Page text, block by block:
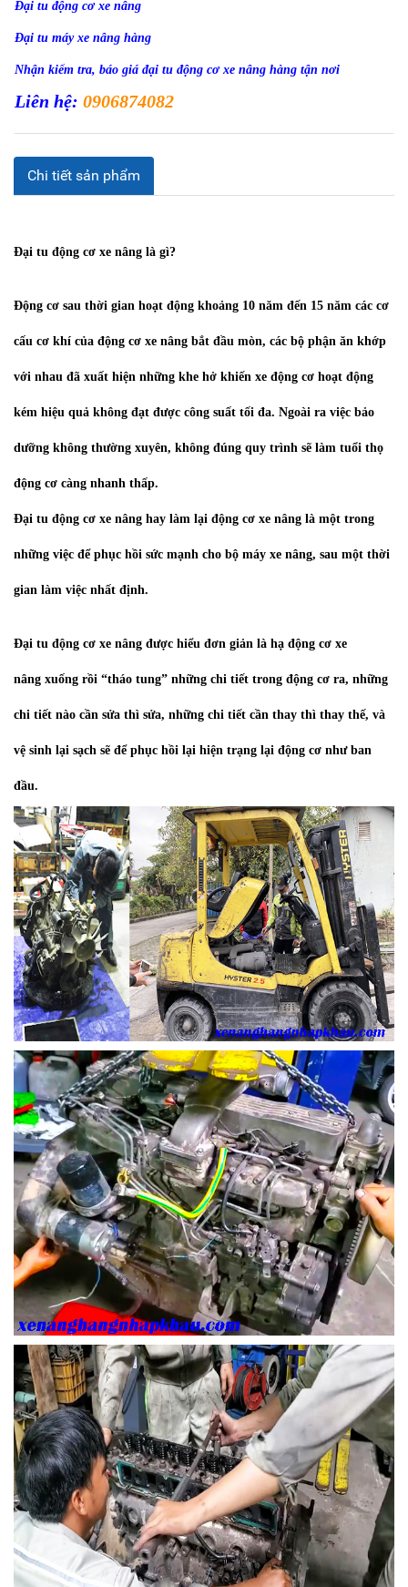
Đại tu động cơ xe nâng
Đại tu máy xe nâng hàng
Nhận kiểm tra, báo giá đại tu động cơ xe nâng hàng tận nơi
Liên hệ: 0906874082
Chi tiết sản phẩm
Đại tu động cơ xe nâng là gì?
Động cơ sau thời gian hoạt động khoảng 10 năm đến 15 năm các cơ
cấu cơ khí của động cơ xe nâng bắt đầu mòn, các bộ phận ăn khớp
với nhau đã xuất hiện những khe hở khiến xe động cơ hoạt động
kém hiệu quả không đạt được công suất tối đa. Ngoài ra việc bảo
dưỡng không thường xuyên, không đúng quy trình sẽ làm tuổi thọ
động cơ càng nhanh thấp.
Đại tu động cơ xe nâng hay làm lại động cơ xe nâng là một trong
những việc để phục hồi sức mạnh cho bộ máy xe nâng, sau một thời
gian làm việc nhất định.
Đại tu động cơ xe nâng được hiểu đơn giản là hạ động cơ xe
nâng xuống rồi “tháo tung” những chi tiết trong động cơ ra, những
chi tiết nào cần sửa thì sửa, những chi tiết cần thay thì thay thế, và
vệ sinh lại sạch sẽ để phục hồi lại hiện trạng lại động cơ như ban
đầu.